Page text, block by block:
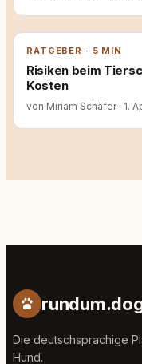
RATGEBER · 5 MIN
Risiken beim
Kosten
von Miriam Schäfer · 1.
Die deutschsprachige
Hund.